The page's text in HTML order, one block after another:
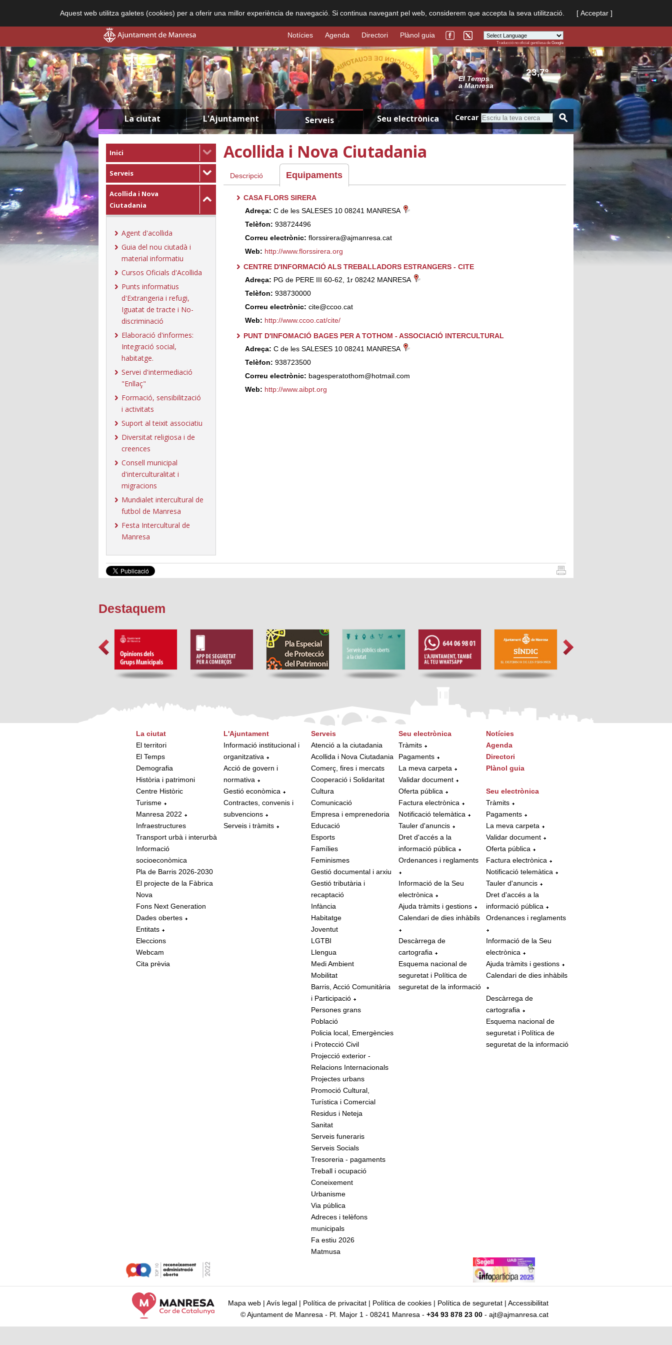
Aquest web utilitza galetes (cookies) per a oferir una millor experiència de navegació. Si continua navegant pel web, considerem que accepta la seva utilització. [ Acceptar ]
Powered by
Translate
Traducció no oficial gentilesa de Google
Notícies Agenda Directori Plànol guia
El Temps
a Manresa
23,7º
La ciutat L'Ajuntament Serveis Seu electrònica Cercar
Inici
Serveis
Acollida i Nova
Ciutadania
Agent d'acollida
Guia del nou ciutadà i
material informatiu
Cursos Oficials d'Acollida
Punts informatius
d'Extrangeria i refugi,
Iguatat de tracte i No-
discriminació
Elaboració d'informes:
Integració social,
habitatge.
Servei d'intermediació
"Enllaç"
Formació, sensibilització
i activitats
Suport al teixit associatiu
Diversitat religiosa i de
creences
Consell municipal
d'interculturalitat i
migracions
Mundialet intercultural de
futbol de Manresa
Festa Intercultural de
Manresa
Acollida i Nova Ciutadania
Descripció Equipaments
CASA FLORS SIRERA
Adreça: C de les SALESES 10 08241 MANRESA
Telèfon: 938724496
Correu electrònic: florssirera@ajmanresa.cat
Web: http://www.florssirera.org
CENTRE D'INFORMACIÓ ALS TREBALLADORS ESTRANGERS - CITE
Adreça: PG de PERE III 60-62, 1r 08242 MANRESA
Telèfon: 938730000
Correu electrònic: cite@ccoo.cat
Web: http://www.ccoo.cat/cite/
PUNT D'INFOMACIÓ BAGES PER A TOTHOM - ASSOCIACIÓ INTERCULTURAL
Adreça: C de les SALESES 10 08241 MANRESA
Telèfon: 938723500
Correu electrònic: bagesperatothom@hotmail.com
Web: http://www.aibpt.org
Destaquem
La ciutat
El territori
El Temps
Demografia
Història i patrimoni
Centre Històric
Turisme
Manresa 2022
Infraestructures
Transport urbà i interurbà
Informació
socioeconòmica
Pla de Barris 2026-2030
El projecte de la Fàbrica
Nova
Fons Next Generation
Dades obertes
Entitats
Eleccions
Webcam
Cita prèvia
L'Ajuntament
Informació institucional i
organitzativa
Acció de govern i
normativa
Gestió econòmica
Contractes, convenis i
subvencions
Serveis i tràmits
Serveis
Atenció a la ciutadania
Acollida i Nova Ciutadania
Comerç, fires i mercats
Cooperació i Solidaritat
Cultura
Comunicació
Empresa i emprenedoria
Educació
Esports
Famílies
Feminismes
Gestió documental i arxiu
Gestió tributària i
recaptació
Infància
Habitatge
Joventut
LGTBI
Llengua
Medi Ambient
Mobilitat
Barris, Acció Comunitària
i Participació
Persones grans
Població
Policia local, Emergències
i Protecció Civil
Projecció exterior -
Relacions Internacionals
Projectes urbans
Promoció Cultural,
Turística i Comercial
Residus i Neteja
Sanitat
Serveis funeraris
Serveis Socials
Tresoreria - pagaments
Treball i ocupació
Coneixement
Urbanisme
Via pública
Adreces i telèfons
municipals
Fa estiu 2026
Matmusa
Seu electrònica
Tràmits
Pagaments
La meva carpeta
Validar document
Oferta pública
Factura electrònica
Notificació telemàtica
Tauler d'anuncis
Dret d'accés a la
informació pública
Ordenances i reglaments
Informació de la Seu
electrònica
Ajuda tràmits i gestions
Calendari de dies inhàbils
Descàrrega de
cartografia
Esquema nacional de
seguretat i Política de
seguretat de la informació
Notícies
Agenda
Directori
Plànol guia
Seu electrònica
Tràmits
Pagaments
La meva carpeta
Validar document
Oferta pública
Factura electrònica
Notificació telemàtica
Tauler d'anuncis
Dret d'accés a la
informació pública
Ordenances i reglaments
Informació de la Seu
electrònica
Ajuda tràmits i gestions
Calendari de dies inhàbils
Descàrrega de
cartografia
Esquema nacional de
seguretat i Política de
seguretat de la informació
Mapa web | Avís legal | Política de privacitat | Política de cookies | Política de seguretat | Accessibilitat
© Ajuntament de Manresa - Pl. Major 1 - 08241 Manresa - +34 93 878 23 00 - ajt@ajmanresa.cat